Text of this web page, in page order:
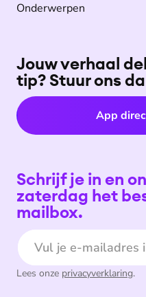
Onderwerpen
Jouw verhaal
tip? Stuur ons
App
Schrijf je in en
zaterdag het
mailbox.
E-mailadres
Lees onze privacyverklaring.